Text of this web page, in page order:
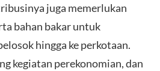
juga memerlukan
bahan bakar untuk
hingga ke perkotaan.
kegiatan perekonomian, dan